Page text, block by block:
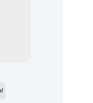
PayPal